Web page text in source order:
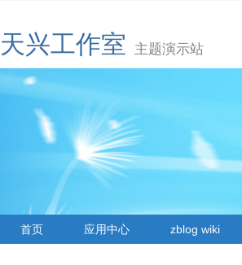
天兴工作室 主题演示站
首页 应用中心 zblog wiki